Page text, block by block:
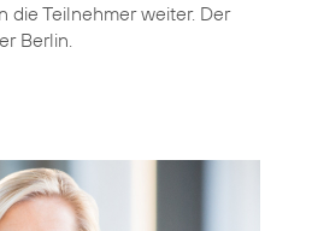
die Teilnehmer weiter. Der
Berlin.